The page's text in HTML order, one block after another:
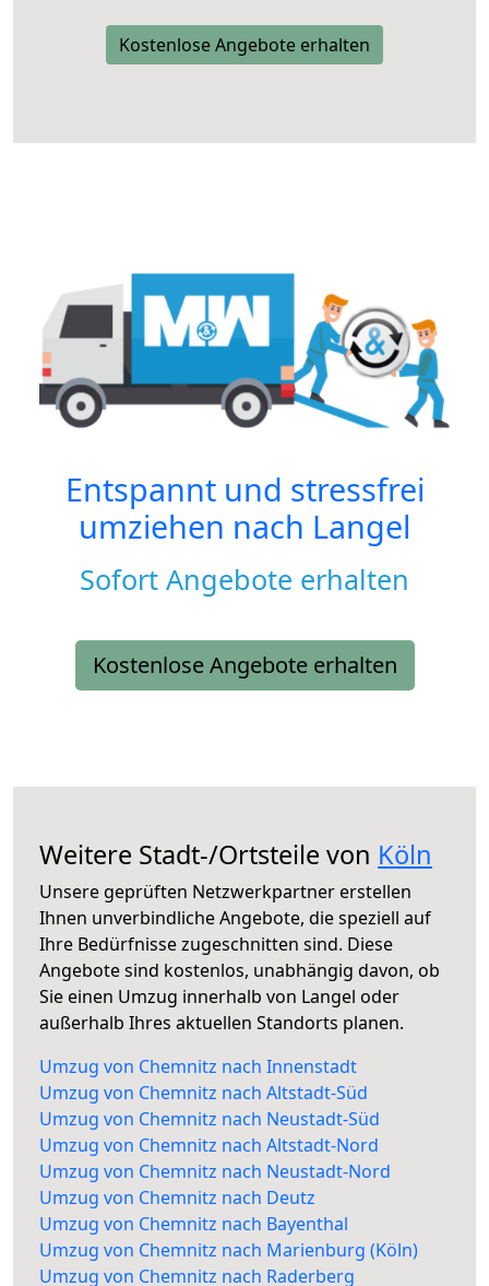
Kostenlose Angebote erhalten
Entspannt und stressfrei
umziehen nach Langel
Sofort Angebote erhalten
Kostenlose Angebote erhalten
Weitere Stadt-/Ortsteile von Köln
Unsere geprüften Netzwerkpartner erstellen
Ihnen unverbindliche Angebote, die speziell auf
Ihre Bedürfnisse zugeschnitten sind. Diese
Angebote sind kostenlos, unabhängig davon, ob
Sie einen Umzug innerhalb von Langel oder
außerhalb Ihres aktuellen Standorts planen.
Umzug von Chemnitz nach Innenstadt
Umzug von Chemnitz nach Altstadt-Süd
Umzug von Chemnitz nach Neustadt-Süd
Umzug von Chemnitz nach Altstadt-Nord
Umzug von Chemnitz nach Neustadt-Nord
Umzug von Chemnitz nach Deutz
Umzug von Chemnitz nach Bayenthal
Umzug von Chemnitz nach Marienburg (Köln)
Umzug von Chemnitz nach Raderberg